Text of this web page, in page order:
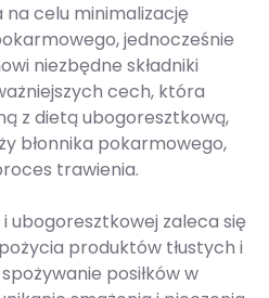
celu minimalizację
jednocześnie
niezbędne składniki
cech, która
z dietą ubogoresztkową,
błonnika pokarmowego,
trawienia.
ubogoresztkowej zaleca się
produktów tłustych i
posiłków w